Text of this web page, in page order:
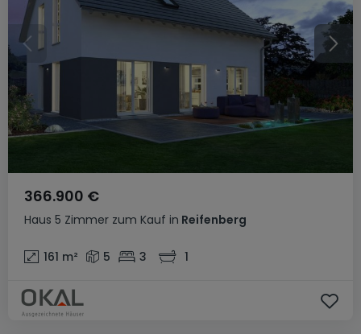
Haus 5 Zimmer zum Kauf in Reifenberg
366.900 €
161 m² 5 3 1